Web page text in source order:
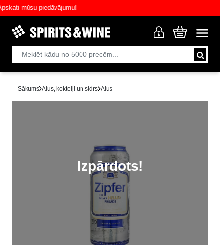
mūsu piedāvājumu!
Sākums Alus, kokteiļi un sidrs Alus
Izpārdots!